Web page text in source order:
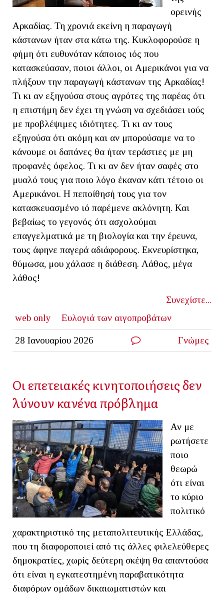
ορεινής
Αρκαδίας. Τη χρονιά εκείνη η παραγωγή
κάστανων ήταν στα κάτω της. Κυκλοφορούσε η
φήμη ότι ευθυνόταν κάποιος ιός που
κατασκεύασαν, ποιοι άλλοι, οι Αμερικάνοι για να
πλήξουν την παραγωγή κάστανων της Αρκαδίας!
Τι κι αν εξηγούσα στους αγρότες της παρέας ότι
η επιστήμη δεν έχει τη γνώση να σχεδιάσει ιούς
με προβλέψιμες ιδιότητες. Τι κι αν τους
εξηγούσα ότι ακόμη και αν μπορούσαμε να το
κάνουμε οι δαπάνες θα ήταν τεράστιες με μη
προφανές όφελος. Τι κι αν δεν ήταν σαφές στο
μυαλό τους για ποιο λόγο έκαναν κάτι τέτοιο οι
Αμερικάνοι. Η πεποίθησή τους για τον
κατασκευασμένο ιό παρέμενε ακλόνητη. Και
βεβαίως το γεγονός ότι ασχολούμαι
επαγγελματικά με τη βιολογία και την έρευνα,
τους άφηνε παγερά αδιάφορους. Εκνευρίστηκα,
θύμωσα, μου χάλασε η διάθεση. Λάθος, μέγα
λάθος!
Συνεχίστε...
web only
Ευλογιά των αιγοπροβάτων
28 Ιανουαρίου 2026 Γνώμες
Οι επετειακές κινητοποιήσεις δεν
λύνουν κανένα πρόβλημα
Αν με
ρωτήσετε
ποιο
θεωρώ
ότι είναι
το κύριο
πολιτικό
χαρακτηριστικό της μεταπολιτευτικής Ελλάδας,
που τη διαφοροποιεί από τις άλλες φιλελεύθερες
δημοκρατίες, χωρίς δεύτερη σκέψη θα απαντούσα
ότι είναι η εγκατεστημένη παραβατικότητα
διαφόρων ομάδων δικαιωματιστών και